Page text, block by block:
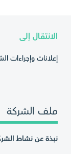
الانتقال إلى
إعلانات وإجراءات
ملف الشركة
نبذة عن نشاط